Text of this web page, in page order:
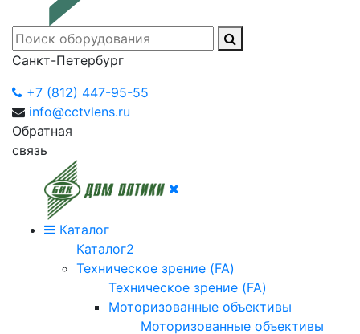
Санкт-Петербург
+7 (812) 447-95-55
info@cctvlens.ru
Обратная
связь
Каталог
Каталог2
Техническое зрение (FA)
Техническое зрение (FA)
Моторизованные объективы
Моторизованные объективы